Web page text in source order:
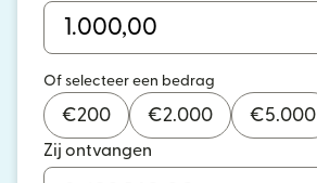
Of selecteer een bedrag
€200 €2.000 €5.000
Zij ontvangen